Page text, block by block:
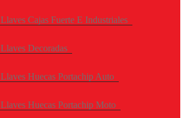
Llaves Cajas Fuerte E Industriales
Llaves Decoradas
Llaves Huecas Portachip Auto
Llaves Huecas Portachip Moto